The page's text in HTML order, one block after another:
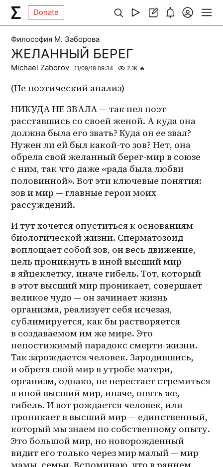
Donate
Философия М. Заборова
ЖЕЛАННЫЙ БЕРЕГ
Michael Zaborov 11/09/18 09:34 2.1K 🔥
(Не поэтический анализ)
НИКУДА НЕ ЗВАЛА — так пел поэт
расставшись со своей женой. А куда она
должна была его звать? Куда он ее звал?
Нужен ли ей был какой-то зов? Нет, она
обрела свой желанный берег-мир в союзе
с ним, так что даже «рада была любви
половинной». Вот эти ключевые понятия:
зов и мир — главные герои моих
рассуждений.
И тут хочется опуститься к основаниям
биологической жизни. Сперматозоид
воплощает собой зов, он весь движение,
цель проникнуть в иной высший мир
в яйцеклетку, иначе гибель. Тот, который
в этот высший мир проникает, совершает
великое чудо — он зачинает жизнь
организма, реализует себя исчезая,
сублимируется, как бы растворяется
в создаваемом им же мире. Это
непостижимый парадокс смерти-жизни.
Так зарождается человек. Зародившись,
и обретя свой мир в утробе матери,
организм, однако, не перестает стремиться
в иной высший мир, иначе, опять же,
гибель. И вот рождается человек, или
проникает в высший мир — единственный,
который мы знаем по собственному опыту.
Это большой мир, но новорожденный
видит его только через мир малый — мир